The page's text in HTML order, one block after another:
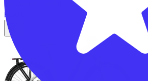
Bespaar
Bekijk